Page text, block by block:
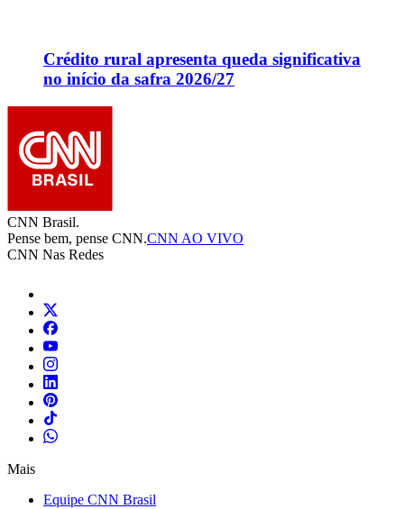
Crédito rural apresenta queda significativa
no início da safra 2026/27
CNN Brasil.
Pense bem, pense CNN.CNN AO VIVO
CNN Nas Redes
Mais
Equipe CNN Brasil